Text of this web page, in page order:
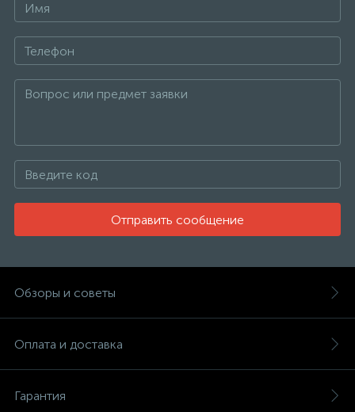
Отправить сообщение
Обзоры и советы
Оплата и доставка
Гарантия